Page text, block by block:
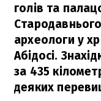
голів та
археологи у
Абідосі.
за 435
деяких